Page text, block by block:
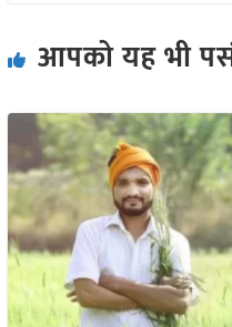
आपको यह भी